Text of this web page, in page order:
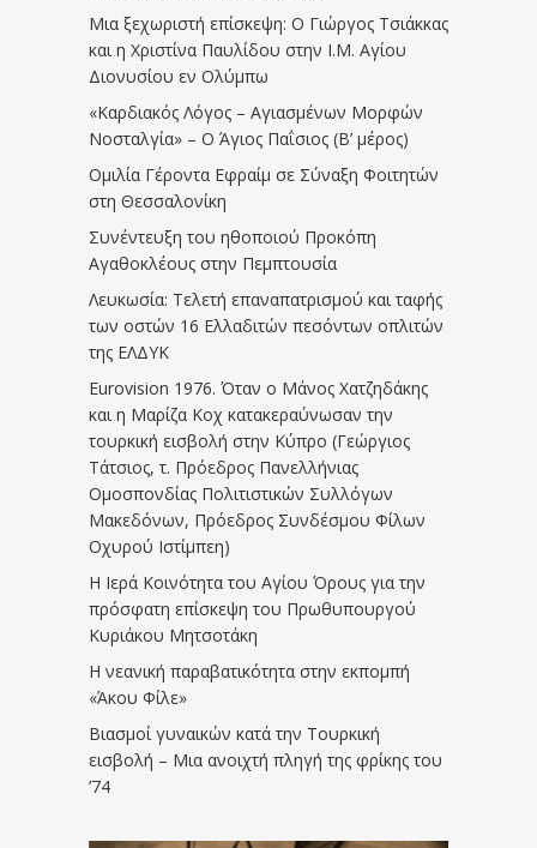
Μια ξεχωριστή επίσκεψη: Ο Γιώργος Τσιάκκας
και η Χριστίνα Παυλίδου στην Ι.Μ. Αγίου
Διονυσίου εν Ολύμπω
«Καρδιακός Λόγος – Αγιασμένων Μορφών
Νοσταλγία» – Ο Άγιος Παΐσιος (Β’ μέρος)
Ομιλία Γέροντα Εφραίμ σε Σύναξη Φοιτητών
στη Θεσσαλονίκη
Συνέντευξη του ηθοποιού Προκόπη
Αγαθοκλέους στην Πεμπτουσία
Λευκωσία: Τελετή επαναπατρισμού και ταφής
των οστών 16 Ελλαδιτών πεσόντων οπλιτών
της ΕΛΔΥΚ
Eurovision 1976. Όταν ο Μάνος Χατζηδάκης
και η Μαρίζα Κοχ κατακεραύνωσαν την
τουρκική εισβολή στην Κύπρο (Γεώργιος
Τάτσιος, τ. Πρόεδρος Πανελλήνιας
Ομοσπονδίας Πολιτιστικών Συλλόγων
Μακεδόνων, Πρόεδρος Συνδέσμου Φίλων
Οχυρού Ιστίμπεη)
Η Ιερά Κοινότητα του Αγίου Όρους για την
πρόσφατη επίσκεψη του Πρωθυπουργού
Κυριάκου Μητσοτάκη
Η νεανική παραβατικότητα στην εκπομπή
«Άκου Φίλε»
Βιασμοί γυναικών κατά την Τουρκική
εισβολή – Μια ανοιχτή πληγή της φρίκης του
’74